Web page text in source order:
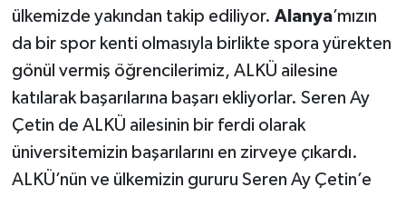
ülkemizde yakından takip ediliyor. Alanya’mızın
da bir spor kenti olmasıyla birlikte spora yürekten
gönül vermiş öğrencilerimiz, ALKÜ ailesine
katılarak başarılarına başarı ekliyorlar. Seren Ay
Çetin de ALKÜ ailesinin bir ferdi olarak
üniversitemizin başarılarını en zirveye çıkardı.
ALKÜ’nün ve ülkemizin gururu Seren Ay Çetin’e